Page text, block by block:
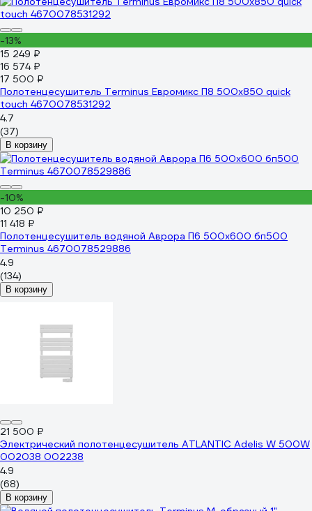
-13%
15 249 ₽
16 574 ₽
17 500 ₽
Полотенцесушитель Terminus Евромикс П8 500x850 quick
touch 4670078531292
4.7
(37)
В корзину
-10%
10 250 ₽
11 418 ₽
Полотенцесушитель водяной Аврора П6 500x600 бп500
Terminus 4670078529886
4.9
(134)
В корзину
21 500 ₽
Электрический полотенцесушитель ATLANTIC Adelis W 500W
002038 002238
4.9
(68)
В корзину